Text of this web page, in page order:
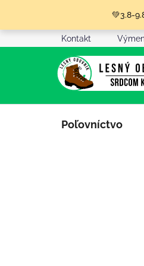
obsah
💚3.8-
Kontakt
Poľovníctvo